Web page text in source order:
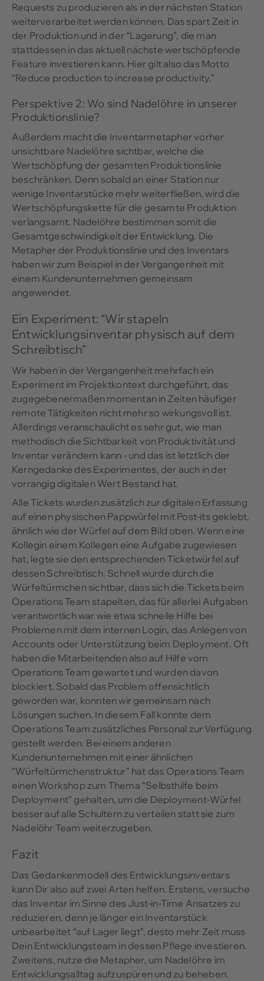
Requests zu produzieren als in der nächsten Station
weiterverarbeitet werden können. Das spart Zeit in
der Produktion und in der “Lagerung”, die man
stattdessen in das aktuell nächste wertschöpfende
Feature investieren kann. Hier gilt also das Motto
“Reduce production to increase productivity.”
Perspektive 2: Wo sind Nadelöhre in unserer
Produktionslinie?
Außerdem macht die Inventarmetapher vorher
unsichtbare Nadelöhre sichtbar, welche die
Wertschöpfung der gesamten Produktionslinie
beschränken. Denn sobald an einer Station nur
wenige Inventarstücke mehr weiterfließen, wird die
Wertschöpfungskette für die gesamte Produktion
verlangsamt. Nadelöhre bestimmen somit die
Gesamtgeschwindigkeit der Entwicklung. Die
Metapher der Produktionslinie und des Inventars
haben wir zum Beispiel in der Vergangenheit mit
einem Kundenunternehmen gemeinsam
angewendet.
Ein Experiment: “Wir stapeln
Entwicklungsinventar physisch auf dem
Schreibtisch”
Wir haben in der Vergangenheit mehrfach ein
Experiment im Projektkontext durchgeführt, das
zugegebenermaßen momentan in Zeiten häufiger
remote Tätigkeiten nicht mehr so wirkungsvoll ist.
Allerdings veranschaulicht es sehr gut, wie man
methodisch die Sichtbarkeit von Produktivität und
Inventar verändern kann - und das ist letztlich der
Kerngedanke des Experimentes, der auch in der
vorrangig digitalen Wert Bestand hat.
Alle Tickets wurden zusätzlich zur digitalen Erfassung
auf einen physischen Pappwürfel mit Post-its geklebt,
ähnlich wie der Würfel auf dem Bild oben. Wenn eine
Kollegin einem Kollegen eine Aufgabe zugewiesen
hat, legte sie den entsprechenden Ticketwürfel auf
dessen Schreibtisch. Schnell wurde durch die
Würfeltürmchen sichtbar, dass sich die Tickets beim
Operations Team stapelten, das für allerlei Aufgaben
verantwortlich war wie etwa schnelle Hilfe bei
Problemen mit dem internen Login, das Anlegen von
Accounts oder Unterstützung beim Deployment. Oft
haben die Mitarbeitenden also auf Hilfe vom
Operations Team gewartet und wurden davon
blockiert. Sobald das Problem offensichtlich
geworden war, konnten wir gemeinsam nach
Lösungen suchen. In diesem Fall konnte dem
Operations Team zusätzliches Personal zur Verfügung
gestellt werden. Bei einem anderen
Kundenunternehmen mit einer ähnlichen
“Würfeltürmchenstruktur” hat das Operations Team
einen Workshop zum Thema “Selbsthilfe beim
Deployment” gehalten, um die Deployment-Würfel
besser auf alle Schultern zu verteilen statt sie zum
Nadelöhr Team weiterzugeben.
Fazit
Das Gedankenmodell des Entwicklungsinventars
kann Dir also auf zwei Arten helfen. Erstens, versuche
das Inventar im Sinne des Just-in-Time Ansatzes zu
reduzieren, denn je länger ein Inventarstück
unbearbeitet “auf Lager liegt”, desto mehr Zeit muss
Dein Entwicklungsteam in dessen Pflege investieren.
Zweitens, nutze die Metapher, um Nadelöhre im
Entwicklungsalltag aufzuspüren und zu beheben.